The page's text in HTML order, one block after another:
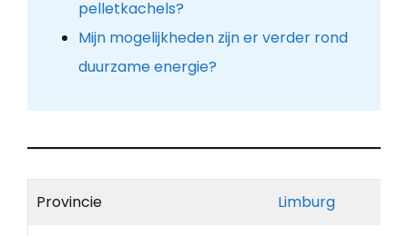
pelletkachels?
Mijn mogelijkheden zijn er verder rond
duurzame energie?
Provincie Limburg